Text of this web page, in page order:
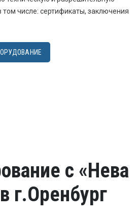
числе: сертификаты, заключения
с «Нева
г.Оренбург